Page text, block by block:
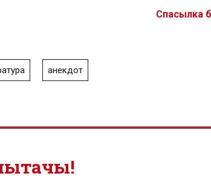
Спасылка
анекдот